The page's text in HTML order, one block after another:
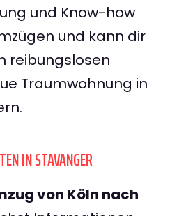
und Know-how
und kann dir
reibungslosen
Traumwohnung in
IN STAVANGER
von Köln nach